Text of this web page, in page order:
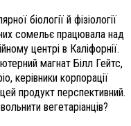
біології й фізіології
сомельє працювала над
центрі в Каліфорнії.
магнат Білл Гейтс,
керівники корпорації
продукт перспективний.
вегетаріанців?